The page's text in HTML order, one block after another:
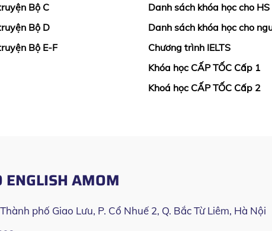
Bộ C
Bộ D
Bộ E-F
Danh sách khóa học cho
Danh sách khóa học cho
Chương trình IELTS
Khóa học CẤP TỐC Cấp 1
Khoá học CẤP TỐC Cấp 2
ENGLISH AMOM
phố Giao Lưu, P. Cổ Nhuế 2, Q. Bắc Từ Liêm, Hà Nội